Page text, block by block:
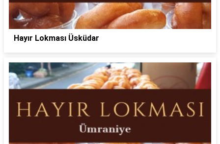
Hayır Lokması Üsküdar